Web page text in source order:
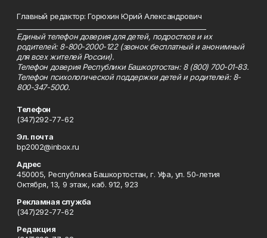
Главный редактор: Горюхин Юрий Александрович
Единый телефон доверия для детей, подростков и их
родителей: 8-800-2000-122 (звонок бесплатный и анонимный
для всех жителей России).
Телефон доверия Республики Башкортостан: 8 (800) 700-01-83.
Телефон психологической поддержки детей и родителей: 8-
800-347-5000.
Телефон
(347)292-77-62
Эл. почта
bp2002@inbox.ru
Адрес
450005, Республика Башкортостан, г. Уфа, ул. 50-летия
Октября, 13, 9 этаж, каб. 912, 923
Рекламная служба
(347)292-77-62
Редакция